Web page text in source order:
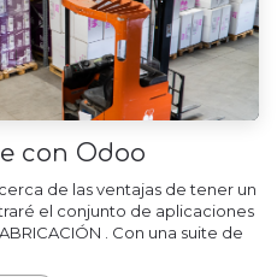
con Odoo
de las ventajas de tener un
el conjunto de aplicaciones
. Con una suite de